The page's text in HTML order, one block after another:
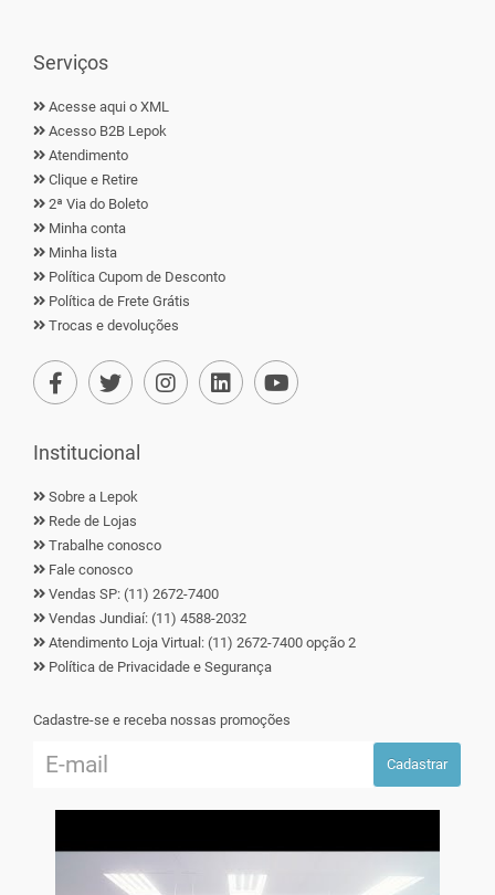
Serviços
Acesse aqui o XML
Acesso B2B Lepok
Atendimento
Clique e Retire
2ª Via do Boleto
Minha conta
Minha lista
Política Cupom de Desconto
Política de Frete Grátis
Trocas e devoluções
Institucional
Sobre a Lepok
Rede de Lojas
Trabalhe conosco
Fale conosco
Vendas SP: (11) 2672-7400
Vendas Jundiaí: (11) 4588-2032
Atendimento Loja Virtual: (11) 2672-7400 opção 2
Política de Privacidade e Segurança
Cadastre-se e receba nossas promoções
Cadastrar